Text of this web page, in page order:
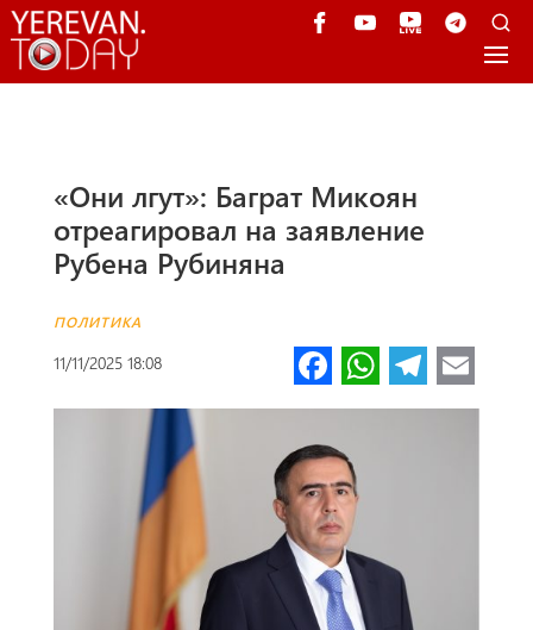
«Они лгут»: Баграт Микоян
отреагировал на заявление
Рубена Рубиняна
ПОЛИТИКА
11/11/2025 18:08 Fa
ce
b
o
o
k
W
h
p
p
Te
le m